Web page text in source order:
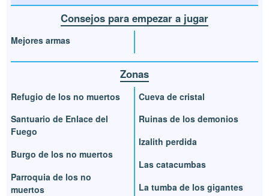
Consejos para empezar a jugar
Mejores armas
Zonas
Refugio de los no muertos
Santuario de Enlace del
Fuego
Burgo de los no muertos
Parroquia de los no
muertos
Cueva de cristal
Ruinas de los demonios
Izalith perdida
Las catacumbas
La tumba de los gigantes